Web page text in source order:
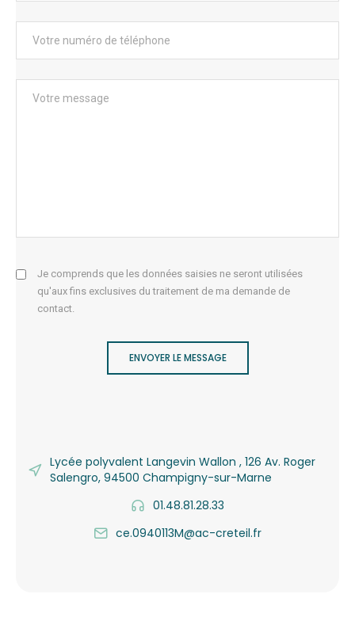
Je comprends que les données saisies ne seront utilisées
qu'aux fins exclusives du traitement de ma demande de
contact.
ENVOYER LE MESSAGE
Lycée polyvalent Langevin Wallon , 126 Av. Roger
Salengro, 94500 Champigny-sur-Marne
01.48.81.28.33
ce.0940113M@ac-creteil.fr